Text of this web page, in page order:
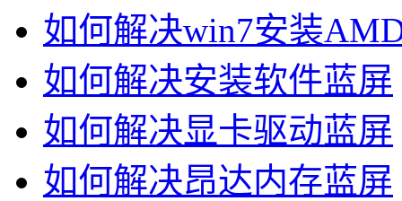
如何解决win7安装
如何解决安装软件蓝屏
如何解决显卡驱动蓝屏
如何解决昂达内存蓝屏